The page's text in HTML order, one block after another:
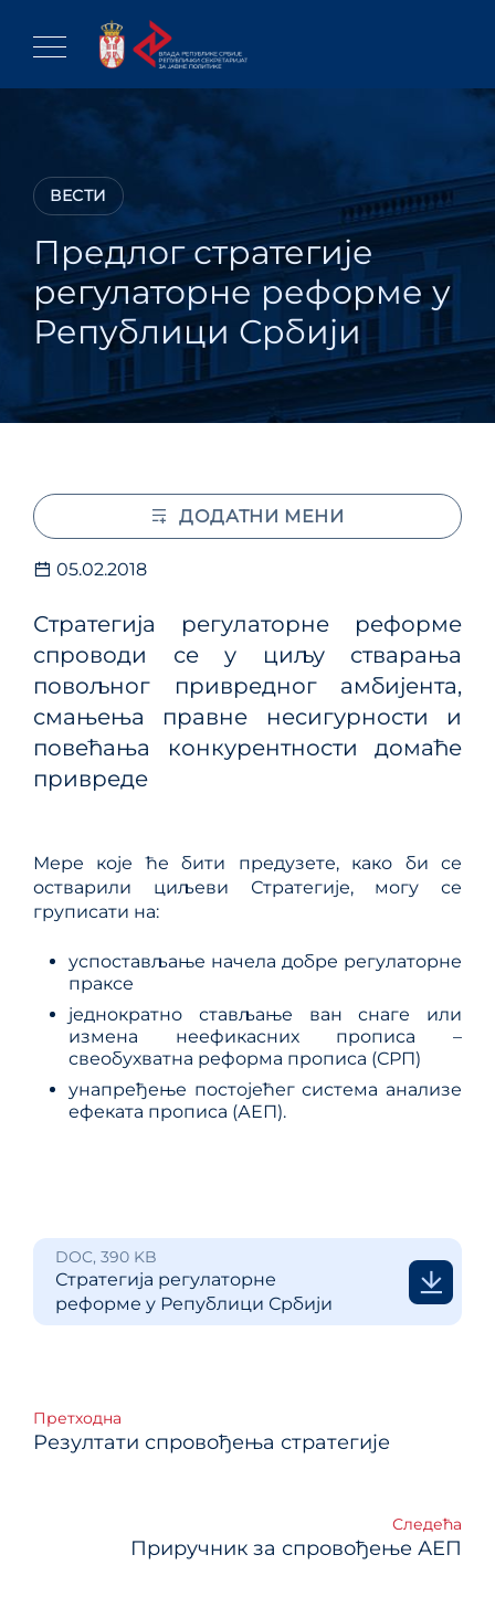
content
ВЕСТИ
Предлог стратегије
регулаторне реформе у
Републици Србији
05.02.2018
Стратегија регулаторне реформе
спроводи се у циљу стварања
повољног привредног амбијента,
смањења правне несигурности и
повећања конкурентности домаће
привреде
Мере које ће бити предузете, како би се
остварили циљеви Стратегије, могу се
груписати на:
успостављање начела добре регулаторне
праксе
једнократно стављање ван снаге или
измена неефикасних прописа –
свеобухватна реформа прописа (СРП)
унапређење постојећег система анализе
ефеката прописа (АЕП).
DOC, 390 KB
Стратегија регулаторне
реформе у Републици Србији
Кретање
чланка
Претходна
Резултати спровођења стратегије
Следећа
Приручник за спровођење АЕП
ДОДАТНИ МЕНИ